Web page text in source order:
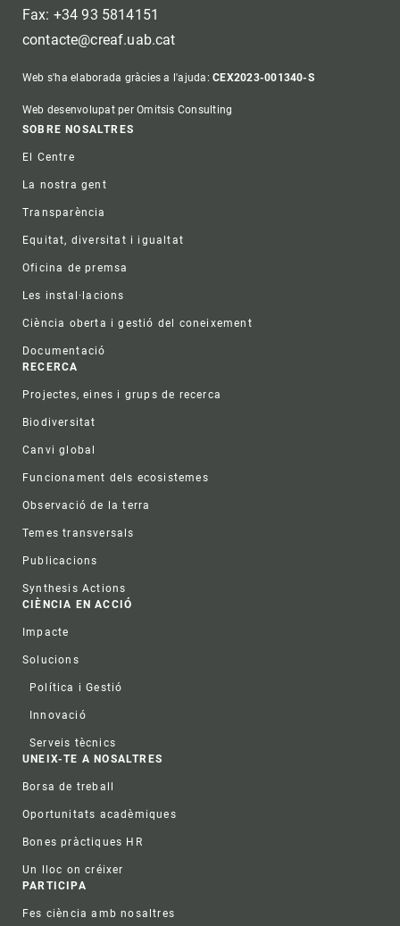
Fax: +34 93 5814151
contacte@creaf.uab.cat
Web s'ha elaborada gràcies a l'ajuda:CEX2023-001340-S
Web desenvolupat per Omitsis Consulting
Footer
SOBRE NOSALTRES
El Centre
La nostra gent
Transparència
Equitat, diversitat i igualtat
Oficina de premsa
Les instal·lacions
Ciència oberta i gestió del coneixement
Documentació
RECERCA
Projectes, eines i grups de recerca
Biodiversitat
Canvi global
Funcionament dels ecosistemes
Observació de la terra
Temes transversals
Publicacions
Synthesis Actions
CIÈNCIA EN ACCIÓ
Impacte
Solucions
Política i Gestió
Innovació
Serveis tècnics
UNEIX-TE A NOSALTRES
Borsa de treball
Oportunitats acadèmiques
Bones pràctiques HR
Un lloc on créixer
PARTICIPA
Fes ciència amb nosaltres